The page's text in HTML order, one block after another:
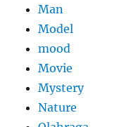
Man
Model
mood
Movie
Mystery
Nature